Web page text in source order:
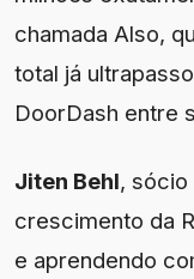
chamada Also,
total já
DoorDash entre
Jiten Behl,
crescimento da
e aprendendo